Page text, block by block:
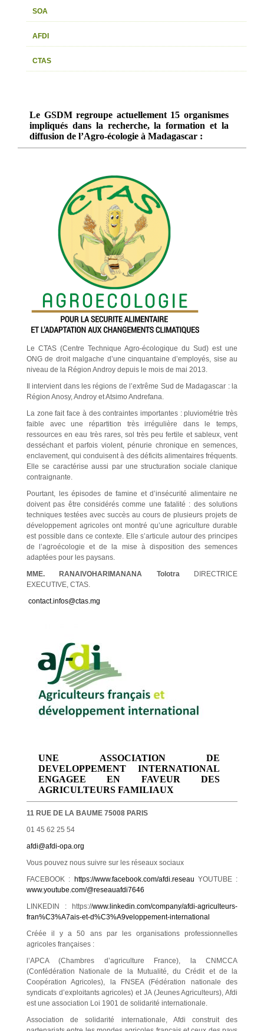
SOA
AFDI
CTAS
Le GSDM regroupe actuellement 15 organismes
impliqués dans la recherche, la formation et la
diffusion de l’Agro-écologie à Madagascar :
Le CTAS (Centre Technique Agro-écologique du Sud) est une
ONG de droit malgache d’une cinquantaine d’employés, sise au
niveau de la Région Androy depuis le mois de mai 2013.
Il intervient dans les régions de l’extrême Sud de Madagascar : la
Région Anosy, Androy et Atsimo Andrefana.
La zone fait face à des contraintes importantes : pluviométrie très
faible avec une répartition très irrégulière dans le temps,
ressources en eau très rares, sol très peu fertile et sableux, vent
desséchant et parfois violent, pénurie chronique en semences,
enclavement, qui conduisent à des déficits alimentaires fréquents.
Elle se caractérise aussi par une structuration sociale clanique
contraignante.
Pourtant, les épisodes de famine et d’insécurité alimentaire ne
doivent pas être considérés comme une fatalité : des solutions
techniques testées avec succès au cours de plusieurs projets de
développement agricoles ont montré qu’une agriculture durable
est possible dans ce contexte. Elle s’articule autour des principes
de l’agroécologie et de la mise à disposition des semences
adaptées pour les paysans.
MME. RANAIVOHARIMANANA Tolotra
DIRECTRICE
EXECUTIVE, CTAS.
contact.infos@ctas.mg
UNE ASSOCIATION DE
DEVELOPPEMENT INTERNATIONAL
ENGAGEE EN FAVEUR DES
AGRICULTEURS FAMILIAUX
11 RUE DE LA BAUME 75008 PARIS
01 45 62 25 54
afdi@afdi-opa.org
Vous pouvez nous suivre sur les réseaux sociaux
FACEBOOK : https://www.facebook.com/afdi.reseau YOUTUBE :
www.youtube.com/@reseauafdi7646
LINKEDIN : https://www.linkedin.com/company/afdi-agriculteurs-
fran%C3%A7ais-et-d%C3%A9veloppement-international
Créée il y a 50 ans par les organisations professionnelles
agricoles françaises :
l’APCA (Chambres d’agriculture France), la CNMCCA
(Confédération Nationale de la Mutualité, du Crédit et de la
Coopération Agricoles), la FNSEA (Fédération nationale des
syndicats d’exploitants agricoles) et JA (Jeunes Agriculteurs), Afdi
est une association Loi 1901 de solidarité internationale.
Association de solidarité internationale, Afdi construit des